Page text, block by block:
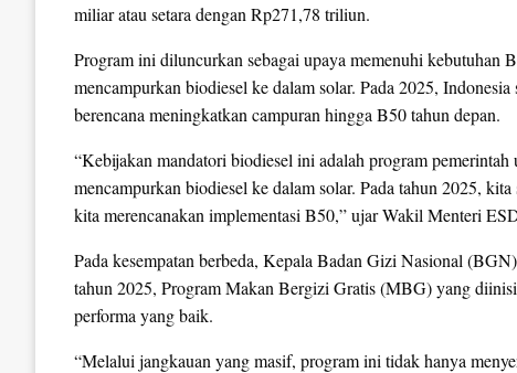
miliar atau setara dengan Rp271,78 triliun.
Program ini diluncurkan sebagai upaya memenuhi
mencampurkan biodiesel ke dalam solar. Pada 2025,
berencana meningkatkan campuran hingga B50 tahun depan.
“Kebijakan mandatori biodiesel ini adalah program
mencampurkan biodiesel ke dalam solar. Pada tahun 2025,
kita merencanakan implementasi B50,” ujar Wakil Menteri
Pada kesempatan berbeda, Kepala Badan Gizi Nasional
tahun 2025, Program Makan Bergizi Gratis (MBG) yang
performa yang baik.
“Melalui jangkauan yang masif, program ini tidak hanya